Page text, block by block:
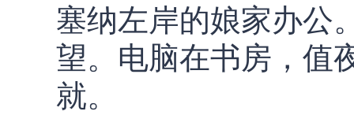
塞纳左岸的娘家办公
望。电脑在书房，值
就。